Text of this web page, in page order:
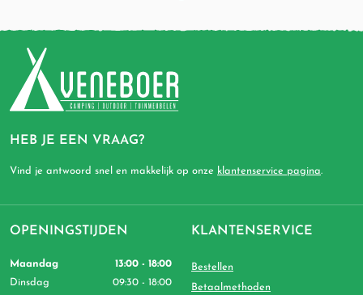
HEB JE EEN VRAAG?
Vind je antwoord snel en makkelijk op onze klantenservice pagina.
OPENINGSTIJDEN
Maandag
13:00 - 18:00
Dinsdag
09:30 - 18:00
KLANTENSERVICE
Bestellen
Betaalmethoden